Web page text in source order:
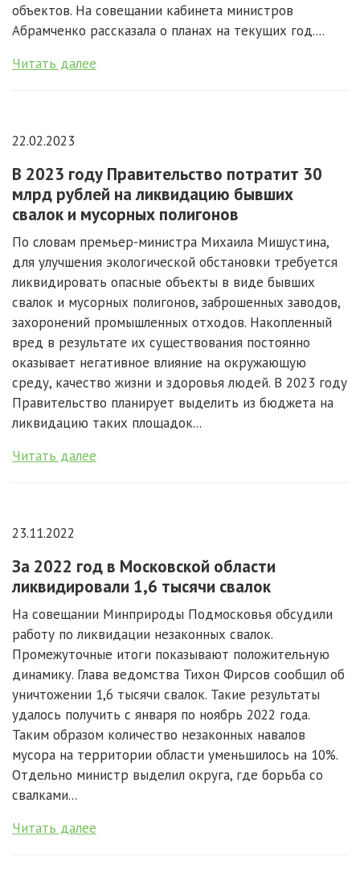
объектов. На совещании кабинета министров
Абрамченко рассказала о планах на текущих год....
Читать далее
22.02.2023
В 2023 году Правительство потратит 30
млрд рублей на ликвидацию бывших
свалок и мусорных полигонов
По словам премьер-министра Михаила Мишустина,
для улучшения экологической обстановки требуется
ликвидировать опасные объекты в виде бывших
свалок и мусорных полигонов, заброшенных заводов,
захоронений промышленных отходов. Накопленный
вред в результате их существования постоянно
оказывает негативное влияние на окружающую
среду, качество жизни и здоровья людей. В 2023 году
Правительство планирует выделить из бюджета на
ликвидацию таких площадок...
Читать далее
23.11.2022
За 2022 год в Московской области
ликвидировали 1,6 тысячи свалок
На совещании Минприроды Подмосковья обсудили
работу по ликвидации незаконных свалок.
Промежуточные итоги показывают положительную
динамику. Глава ведомства Тихон Фирсов сообщил об
уничтожении 1,6 тысячи свалок. Такие результаты
удалось получить с января по ноябрь 2022 года.
Таким образом количество незаконных навалов
мусора на территории области уменьшилось на 10%.
Отдельно министр выделил округа, где борьба со
свалками...
Читать далее